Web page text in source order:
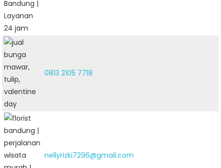
0813 2105 7718
nellyrizki7296@gmail.com